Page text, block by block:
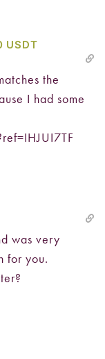
USDT
the
I had some
was very
for you.